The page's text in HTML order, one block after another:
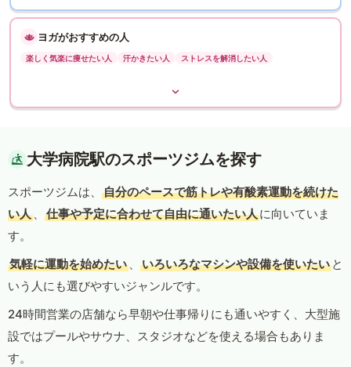
ヨガがおすすめの人
楽しく気楽に痩せたい人 汗かきたい人 ストレスを解消したい人
大学病院駅のスポーツジムを探す
スポーツジムは、
自分のペースで筋トレや有酸素運動を続けた
い人 、 仕事や予定に合わせて自由に通いたい人に向いていま
す。
気軽に運動を始めたい 、 いろいろなマシンや設備を使いたい と
いう人にも選びやすいジャンルです。
24時間営業の店舗なら早朝や仕事帰りにも通いやすく、大型施
設ではプールやサウナ、スタジオなどを使える場合もありま
す。